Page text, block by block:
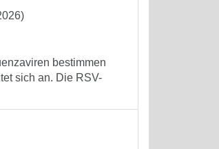
bestimmen
sich an. Die RSV-